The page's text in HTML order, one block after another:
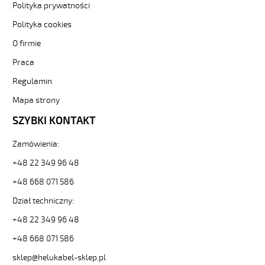
JZ-
500
4G1,5
Kabel
300/500V
żyły
numerowane
od
Hekulabel
[kod:
10093].
HELUKABEL
sklep.pl/upload/galleries/producers/small_
JZ-
4G1,5
Kabel
elastyczny
300/500V
Polityka prywatności
Polityka cookies
O firmie
Praca
Regulamin
Mapa strony
SZYBKI KONTAKT
Zamówienia:
+48 22 349 96 48
+48 668 071 586
Dział techniczny:
+48 22 349 96 48
+48 668 071 586
sklep@helukabel-sklep.pl